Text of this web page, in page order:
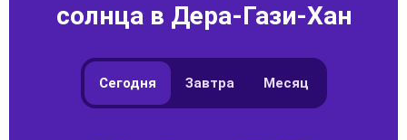
солнца в Дера-Гази-Хан
Сегодня Завтра Месяц